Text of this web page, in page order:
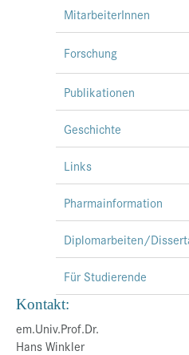
MitarbeiterInnen
Forschung
Publikationen
Geschichte
Links
Pharmainformation
Diplomarbeiten/
Für Studierende
Kontakt:
em.Univ.Prof.Dr.
Hans Winkler